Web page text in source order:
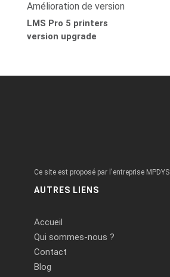
Amélioration de version
LMS Pro 5 printers
version upgrade
Ce site est proposé par l'entreprise MPDYS
AUTRES LIENS
Accueil
Qui sommes-nous ?
Contact
Blog